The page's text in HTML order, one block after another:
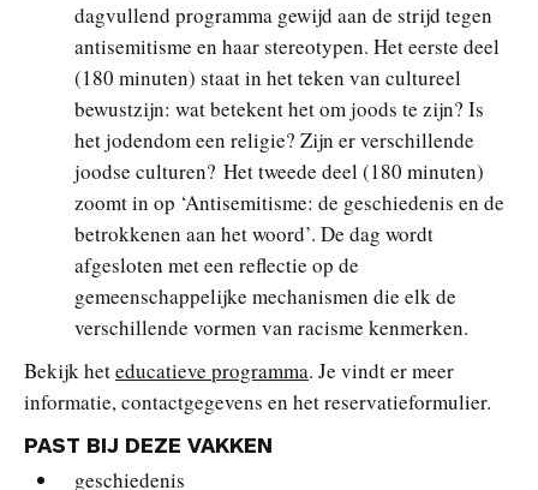
dagvullend programma gewijd aan de strijd tegen
antisemitisme en haar stereotypen. Het eerste deel
(180 minuten) staat in het teken van cultureel
bewustzijn: wat betekent het om joods te zijn? Is
het jodendom een religie? Zijn er verschillende
joodse culturen? Het tweede deel (180 minuten)
zoomt in op ‘Antisemitisme: de geschiedenis en de
betrokkenen aan het woord’. De dag wordt
afgesloten met een reflectie op de
gemeenschappelijke mechanismen die elk de
verschillende vormen van racisme kenmerken.
Bekijk heteducatieve programma. Je vindt er meer
informatie, contactgegevens en het reservatieformulier.
PAST BIJ DEZE VAKKEN
geschiedenis